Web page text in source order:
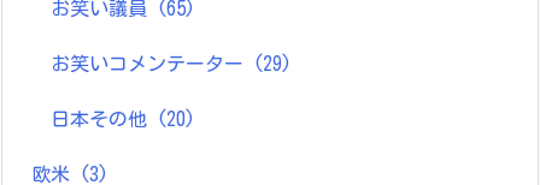
お笑い議員 (65)
お笑いコメンテーター (29)
日本その他 (20)
欧米 (3)